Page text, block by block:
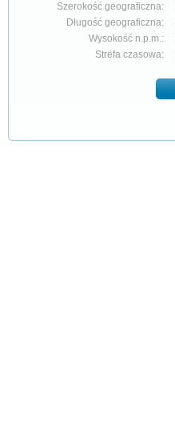
Szerokość geograficzna:
Długość geograficzna:
Wysokość n.p.m.:
Strefa czasowa: